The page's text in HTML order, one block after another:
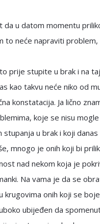
u datom momentu
to neće napraviti problem,
prije stupite u brak i na
kao takvu neće niko od
konstatacija. Ja lično
koje se nisu
u brak i koji danas
mnogo je onih koji bi
nad nekom koja je
Na vama je da se
onih koji se
ubijeđen da